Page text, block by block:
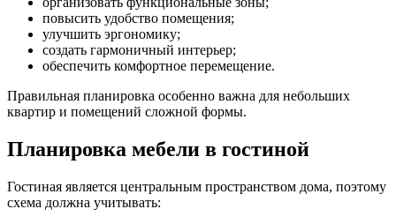
повысить удобство помещения;
улучшить эргономику;
создать гармоничный интерьер;
обеспечить комфортное перемещение.
Правильная планировка особенно важна для небольших
квартир и помещений сложной формы.
Планировка мебели в гостиной
Гостиная является центральным пространством дома, поэтому
схема должна учитывать: